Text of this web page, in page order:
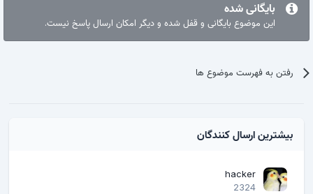
بایگانی شده
این موضوع بایگانی و قفل شده و دیگر امکان ارسال پاسخ نیست.
رفتن به فهرست موضوع ها
بیشترین ارسال کنندگان
hacker
2324